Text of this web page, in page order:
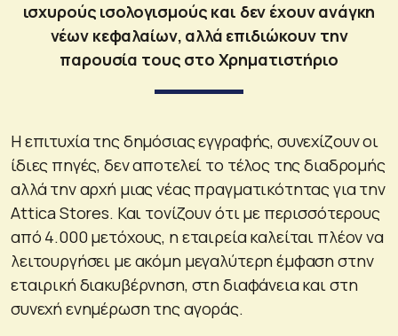
ισχυρούς ισολογισμούς και δεν έχουν ανάγκη
νέων κεφαλαίων, αλλά επιδιώκουν την
παρουσία τους στο Χρηματιστήριο
Η επιτυχία της δημόσιας εγγραφής, συνεχίζουν οι
ίδιες πηγές, δεν αποτελεί το τέλος της διαδρομής
αλλά την αρχή μιας νέας πραγματικότητας για την
Attica Stores. Και τονίζουν ότι με περισσότερους
από 4.000 μετόχους, η εταιρεία καλείται πλέον να
λειτουργήσει με ακόμη μεγαλύτερη έμφαση στην
εταιρική διακυβέρνηση, στη διαφάνεια και στη
συνεχή ενημέρωση της αγοράς.